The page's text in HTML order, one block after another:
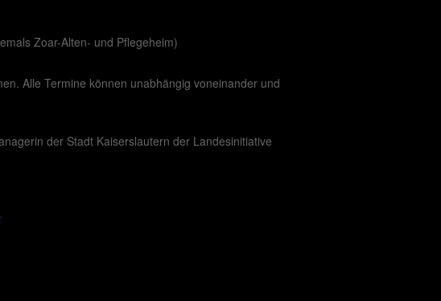
Zoar-Alten- und Pflegeheim)
Alle Termine können unabhängig voneinander und
der Stadt Kaiserslautern der Landesinitiative